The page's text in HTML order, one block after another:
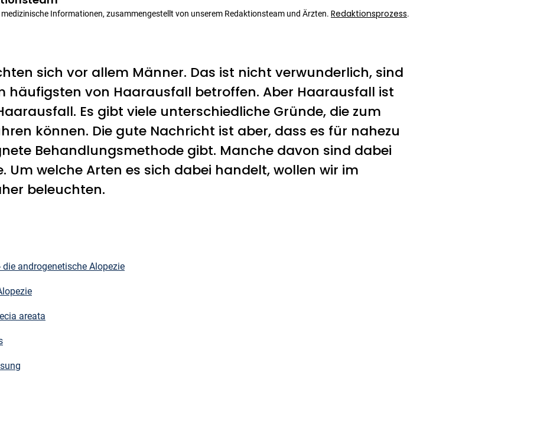
Informationen, zusammengestellt von unserem Redaktionsteam und Ärzten. Redaktionsprozess.
sich vor allem Männer. Das ist nicht verwunderlich, sind
häufigsten von Haarausfall betroffen. Aber Haarausfall ist
Es gibt viele unterschiedliche Gründe, die zum
können. Die gute Nachricht ist aber, dass es für nahezu
Behandlungsmethode gibt. Manche davon sind dabei
Um welche Arten es sich dabei handelt, wollen wir im
beleuchten.
androgenetische Alopezie
areata